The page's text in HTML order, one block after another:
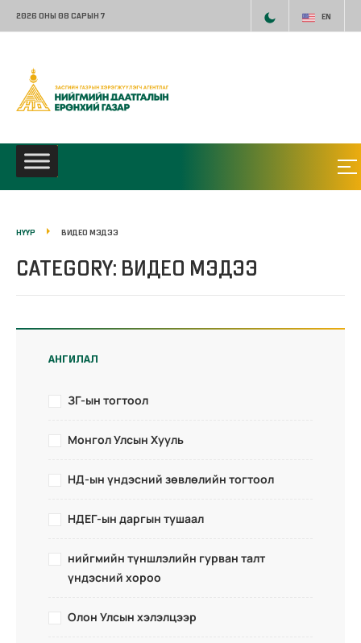
2026 ОНЫ 08 САРЫН 7 EN
НҮҮР ВИДЕО МЭДЭЭ
CATEGORY: ВИДЕО МЭДЭЭ
АНГИЛАЛ
ЗГ-ын тогтоол
Монгол Улсын Хууль
НД-ын үндэсний зөвлөлийн тогтоол
НДЕГ-ын даргын тушаал
нийгмийн түншлэлийн гурван талт
үндэсний хороо
Олон Улсын хэлэлцээр